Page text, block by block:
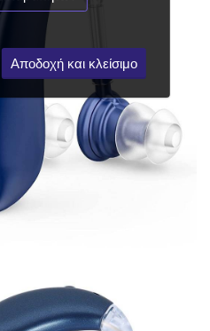
Αποδοχή και κλείσιμο